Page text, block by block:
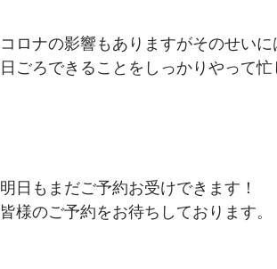
コロナの影響もありますがそのせい
日ごろできることをしっかりやって
明日もまだご予約お受けできます！
皆様のご予約をお待ちしております。